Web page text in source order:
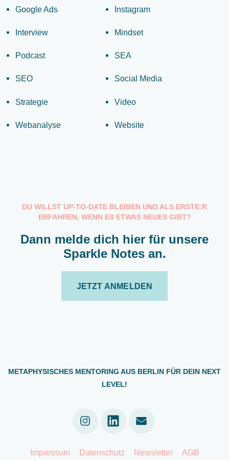
Google Ads Instagram
Interview Mindset
Podcast SEA
SEO Social Media
Strategie Video
Webanalyse Website
DU WILLST UP-TO-DATE BLEIBEN UND ALS ERSTE:R
ERFAHREN, WENN ES ETWAS NEUES GIBT?
Dann melde dich hier für unsere
Sparkle Notes an.
JETZT ANMELDEN
METAPHYSISCHES MENTORING AUS BERLIN FÜR DEIN NEXT
LEVEL!
Linkedin
Impressum Datenschutz Newsletter AGB